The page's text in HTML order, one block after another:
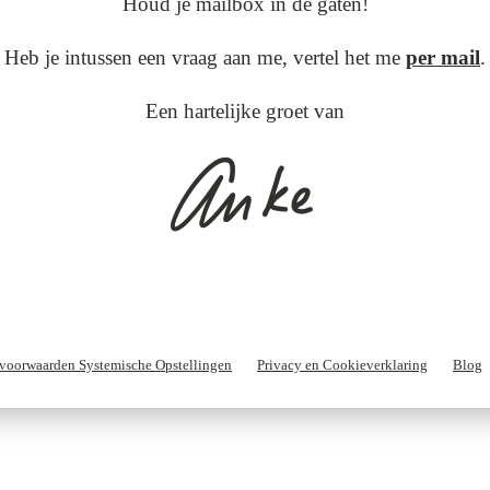
Heb je intussen een vraag aan me, vertel het me per mail.
Een hartelijke groet van
Systemische Opstellingen Privacy en Cookieverklaring Blog